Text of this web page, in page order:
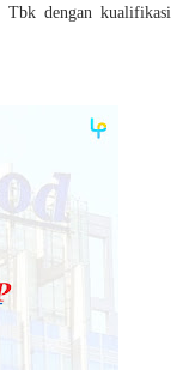
Tbk dengan kualifikasi